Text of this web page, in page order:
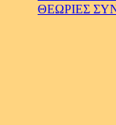
ΘΕΩΡΙΕΣ